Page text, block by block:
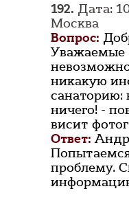
192. Дата:
Москва
Вопрос:
никакую
санаторию:
ничего! -
висит
Ответ:
проблему.